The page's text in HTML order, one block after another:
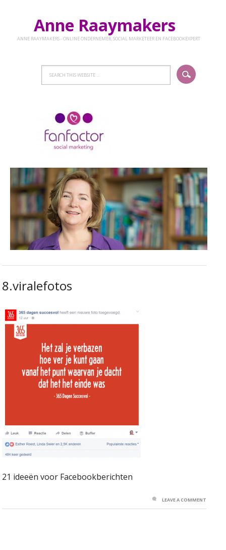
Anne Raaymakers
ANNE RAAYMAKERS - ONLINE ONDERNEMER, SOCIAL MARKETEER EN FACEBOOKEXPERT
8.viralefotos
21 ideeën voor Facebookberichten
LEAVE A COMMENT